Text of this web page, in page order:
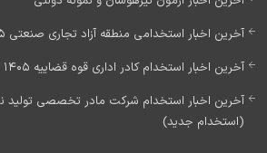
آخرین اخبار استخدامی منطقه آزاد تجاری صنعتی 1405
آخرین اخبار استخدام کادر اداری قوه قضاییه 1405 (به زودی)
(استخدام جدید)